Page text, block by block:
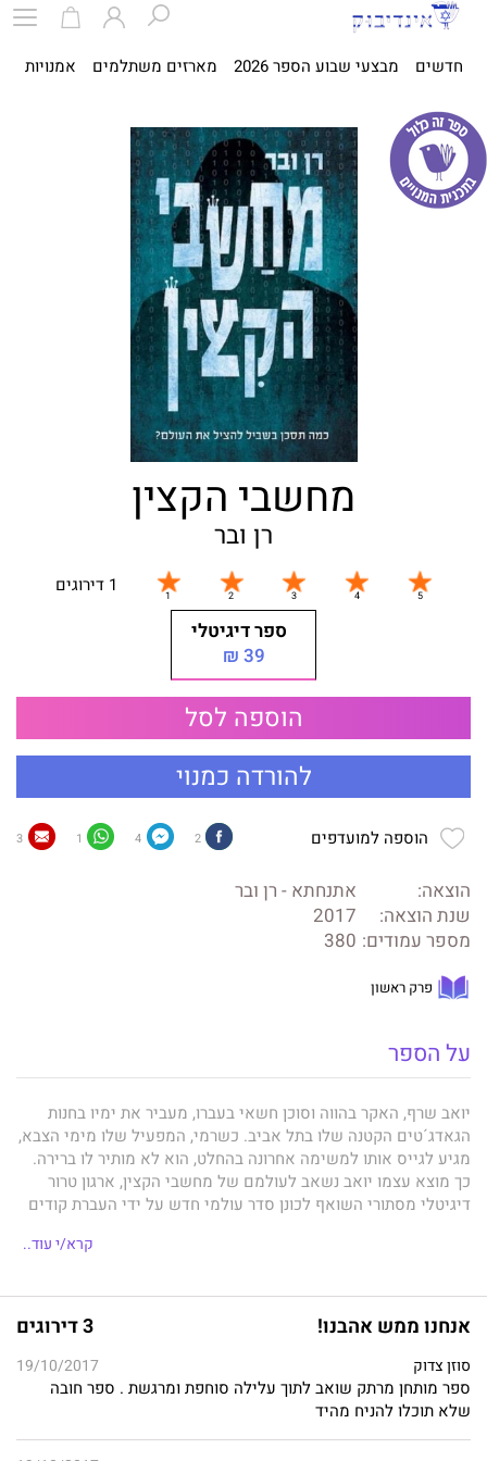
חדשים מבצעי שבוע הספר 2026 מארזים משתלמים אמנויות
מחשבי הקצין
רן ובר
1 דירוגים
ספר דיגיטלי
39 ₪
הוספה לסל
להורדה כמנוי
הוספה למועדפים 2
4
1
3
הוצאה:
אתנחתא - רן ובר
שנת הוצאה:
2017
מספר עמודים: 380
פרק ראשון
על הספר
יואב שרף, האקר בהווה וסוכן חשאי בעברו, מעביר את ימיו בחנות
הגאדג´טים הקטנה שלו בתל אביב. כשרמי, המפעיל שלו מימי הצבא,
מגיע לגייס אותו למשימה אחרונה בהחלט, הוא לא מותיר לו ברירה.
כך מוצא עצמו יואב נשאב לעולמם של מחשבי הקצין, ארגון טרור
דיגיטלי מסתורי השואף לכונן סדר עולמי חדש על ידי העברת קודים
המסע לאיתור חברי הארגון מפגיש אותו עם האקרים, סוחרי נשק
פוגש יואב את בנימין וולף – יהודי אמריקאי חם ודעתני, המציג לו
צורת חיים שיואב מעולם לא הכיר, החודרת תחת השריון שעמל לבנות
כל חייו.
טרור דיגיטלי, נבואות אחרית הימים וטבע האדם חוברים יחד בספר
מתח אפוקליפטי קצבי וחובק עולם.
צריך כל אדם לומר – כל העולם, לא נברא, אלא בשבילי".
קרא/י עוד..
אנחנו ממש אהבנו! 3 דירוגים
סוזן צדוק 19/10/2017
ספר מותחן מרתק שואב לתוך עלילה סוחפת ומרגשת . ספר חובה
שלא תוכלו להניח מהיד